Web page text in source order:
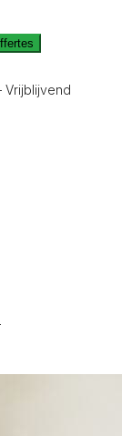
Vrijblijvend